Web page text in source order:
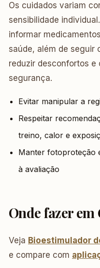
Os cuidados variam
sensibilidade
informar
saúde, além de seguir
reduzir desconfortos e
segurança.
Evitar manipular a
Respeitar
treino, calor e
Manter fotoproteção
à avaliação
Onde fazer
Veja Bioestimulador
e compare com